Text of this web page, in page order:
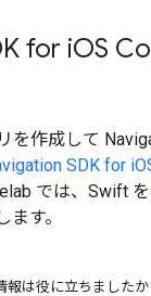
for iOS
を作成して
SDK for
では、Swift
す。
報は役に立ちましたか